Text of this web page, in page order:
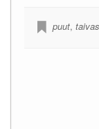
puut, taivas